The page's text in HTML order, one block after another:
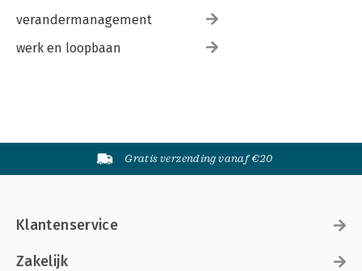
verandermanagement
werk en loopbaan
Gratis verzending vanaf €20
Klantenservice
Zakelijk